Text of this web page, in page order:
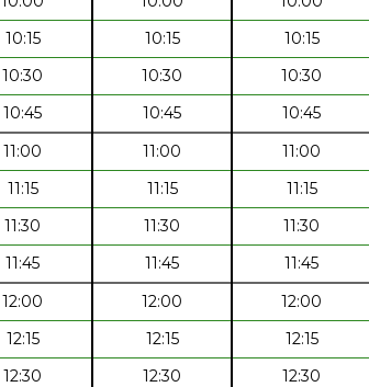
10:15 10:15 10:15
10:30 10:30 10:30
10:45 10:45 10:45
11:00 11:00 11:00
11:15 11:15 11:15
11:30 11:30 11:30
11:45 11:45 11:45
12:00 12:00 12:00
12:15 12:15 12:15
12:30 12:30 12:30